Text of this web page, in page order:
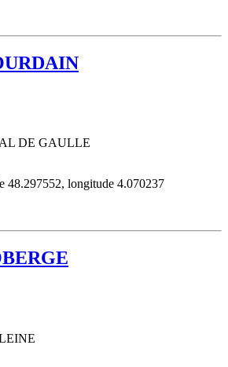
DE GAULLE
48.297552, longitude 4.070237